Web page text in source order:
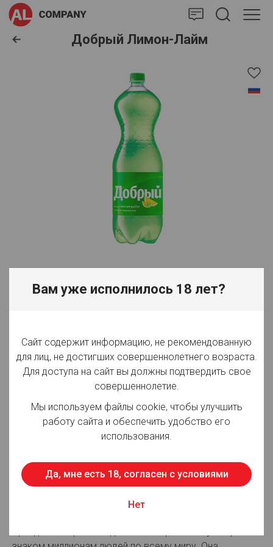
Добрый Лимон-Лайм
Производитель:
Вид упаковки: ПЭТ
Срок годности: 183 суток
Страна производства: Россия
Описание:
Один из самых популярных безалкогольных напитков
Вам уже исполнилось 18 лет?
Сайт содержит информацию, не рекомендованную
для лиц, не достигших совершеннолетнего возраста.
Для доступа на сайт вы должны подтвердить свое
совершеннолетие.
Мы используем файлы cookie, чтобы улучшить
работу сайта и обеспечить удобство его
использования.
Да, мне есть 18, согласен с условиями
Нет